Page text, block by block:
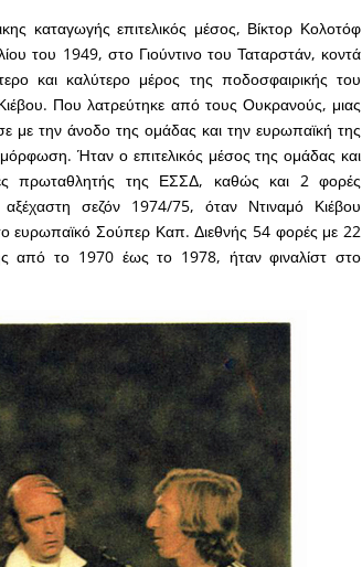
καταγωγής επιτελικός μέσος, Βίκτορ Κολοτόφ
του 1949, στο Γιούντινο του Ταταρστάν, κοντά
και καλύτερο μέρος της ποδοσφαιρικής του
Που λατρεύτηκε από τους Ουκρανούς, μιας
με την άνοδο της ομάδας και την ευρωπαϊκή της
Ήταν ο επιτελικός μέσος της ομάδας και
πρωταθλητής της ΕΣΣΔ, καθώς και 2 φορές
σεζόν 1974/75, όταν Ντιναμό Κιέβου
ευρωπαϊκό Σούπερ Καπ. Διεθνής 54 φορές με 22
από το 1970 έως το 1978, ήταν φιναλίστ στο